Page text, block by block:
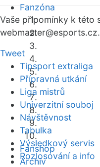
Fanzóna
Fanshop
Archiv
Vaše připomínky k této
webmaster@esports.cz.
Tweet
Tipsport extraliga
Přípravná utkání
Liga mistrů
Univerzitní souboj
Návštěvnost
Tabulka
Výsledkový servis
Rozlosování a info